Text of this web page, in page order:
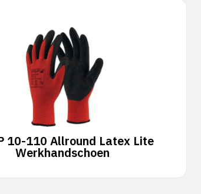
10-110 Allround Latex Lite
Werkhandschoen